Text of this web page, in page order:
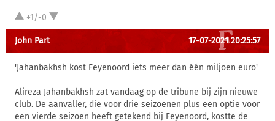
+1/-0
John Part 17-07-2021 20:25:57
'Jahanbakhsh kost Feyenoord iets meer dan één miljoen euro'
Alireza Jahanbakhsh zat vandaag op de tribune bij zijn nieuwe
club. De aanvaller, die voor drie seizoenen plus een optie voor
een vierde seizoen heeft getekend bij Feyenoord, kostte de